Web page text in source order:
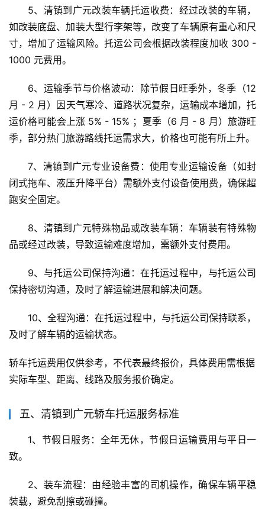
5、清镇到广元改装车辆托运收费：经过改装的车辆，
如改装底盘、加装大型行李架等，改变了车辆原有重心和尺
寸，增加了运输风险。托运公司会根据改装程度加收 300 -
1000 元费用。
6、运输季节与价格波动：除节假日旺季外，冬季（12
月 - 2 月）因天气寒冷、道路状况复杂，运输成本增加，托
运价格可能会上涨 5% - 15% ；夏季（6 月 - 8 月）旅游旺
季，部分热门旅游路线托运需求大，价格也可能有所上升。
7、清镇到广元专业设备费：使用专业运输设备（如封
闭式拖车、液压升降平台）需额外支付设备使用费，确保超
跑安全固定。
8、清镇到广元特殊物品或改装车辆：车辆装有特殊物
品或经过改装，导致运输难度增加，需额外支付费用。
9、与托运公司保持沟通：在托运过程中，与托运公司
保持密切沟通，及时了解运输进展和解决问题。
10、全程沟通：在托运过程中，与托运公司保持联系，
及时了解车辆的运输状态。
轿车托运费用仅供参考，不代表最终报价，具体费用需根据
实际车型、距离、线路及服务报价确定。
五、清镇到广元轿车托运服务标准
1、节假日服务：全年无休，节假日运输费用与平日一
致。
2、装车流程：由经验丰富的司机操作，确保车辆平稳
装载，避免刮擦或碰撞。